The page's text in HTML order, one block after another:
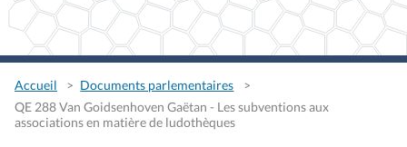
Accueil
Documents parlementaires
QE 288 Van Goidsenhoven Gaëtan - Les subventions aux
associations en matière de ludothèques